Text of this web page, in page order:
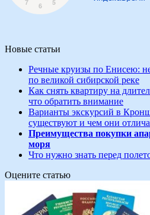
Новые статьи
Речные круизы по Енисею:
по великой сибирской реке
Как снять квартиру на
что обратить внимание
Варианты экскурсий в
существуют и чем они
Преимущества покупки
моря
Что нужно знать перед
Оцените статью